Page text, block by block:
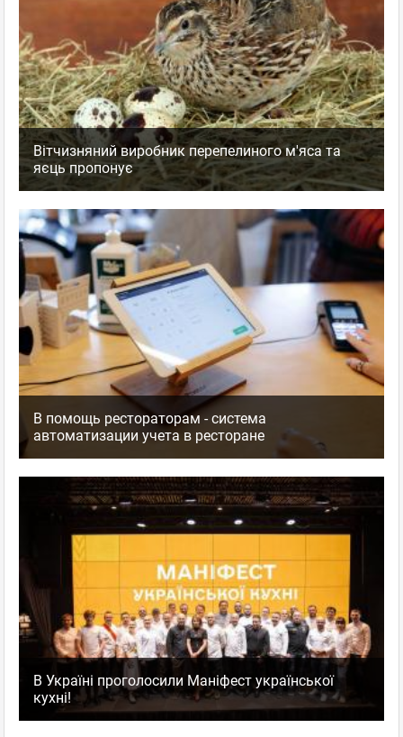
Вітчизняний виробник перепелиного м'яса та
яєць пропонує
В помощь рестораторам - система
автоматизации учета в ресторане
В Україні проголосили Маніфест української
кухні!